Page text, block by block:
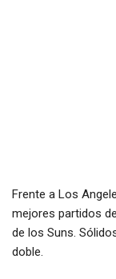
Frente a Los
mejores partidos
de los Suns.
doble.